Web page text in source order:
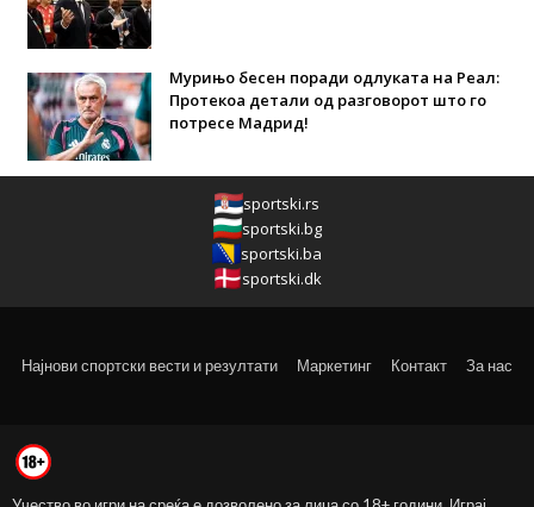
Мурињо бесен поради одлуката на Реал:
Протекоа детали од разговорот што го
потресе Мадрид!
sportski.rs
sportski.bg
sportski.ba
sportski.dk
Најнови спортски вести и резултати Маркетинг Контакт За нас